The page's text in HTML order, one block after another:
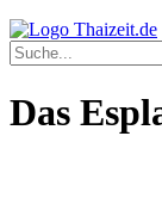
Das